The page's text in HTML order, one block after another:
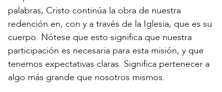
palabras, Cristo continúa la obra de nuestra
redención en, con y a través de la Iglesia, que es su
cuerpo. Nótese que esto significa que nuestra
participación es necesaria para esta misión, y que
tenemos expectativas claras. Significa pertenecer a
algo más grande que nosotros mismos.